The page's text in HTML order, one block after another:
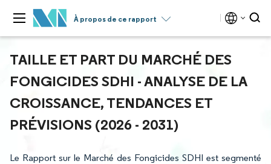
À propos de ce rapport
TAILLE ET PART DU MARCHÉ DES
FONGICIDES SDHI - ANALYSE DE LA
CROISSANCE, TENDANCES ET
PRÉVISIONS (2026 - 2031)
Le Rapport sur le Marché des Fongicides SDHI est segmenté